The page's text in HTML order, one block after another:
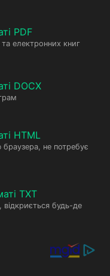
PDF
електронних книг
DOCX
HTML
не потребує
TXT
будь-де